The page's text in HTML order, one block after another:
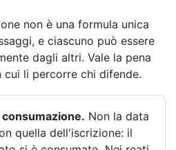
non è una formula unica
e ciascuno può essere
dagli altri. Vale la pena
li percorre chi difende.
consumazione. Non la data
quella dell'iscrizione: il